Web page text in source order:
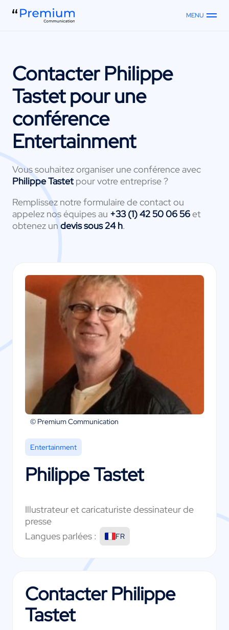
MENU
ContacterPhilippe
Tastetpour une
conférence
Entertainment
Vous souhaitez organiser une conférence avec
Philippe Tastet pour votre entreprise ?
Remplissez notre formulaire de contact ou
appelez nos équipes au +33 (1) 42 50 06 56et
obtenez undevis sous 24 h.
© Premium Communication
Entertainment
Philippe Tastet
Illustrateur et caricaturiste dessinateur de
presse
Langues parlées :
FR
ContacterPhilippe
Tastet